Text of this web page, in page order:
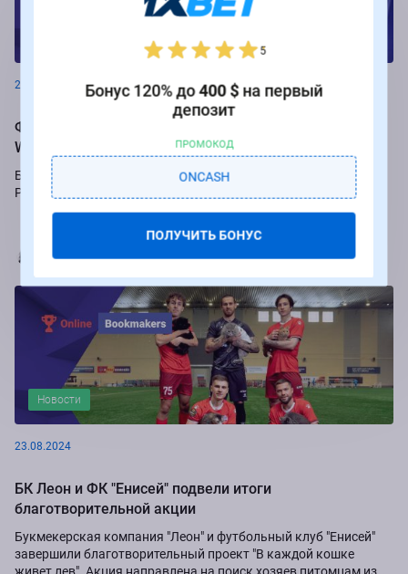
26.08.2024
Фрибеты до 250 000 рублей за ставки на РПЛ от БК
Winline
Букмекер Winline подарит бесплатные ставки за пари на игры
Российской Премьер-лиги.
Новости
23.08.2024
БК Леон и ФК "Енисей" подвели итоги
благотворительной акции
Букмекерская компания "Леон" и футбольный клуб "Енисей"
завершили благотворительный проект "В каждой кошке
живет лев". Акция направлена на поиск хозяев питомцам из
5
Бонус 120% до400 $на первый
депозит
ПРОМОКОД
ONCASH
ПОЛУЧИТЬ БОНУС